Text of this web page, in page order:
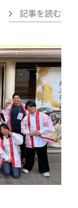
いました
」を、春日井
研鑽」「自己
」「汗」
も大歓迎で
なさまのご参
」を見つめ直
下田さんの絶
クス。会場に
見や鋭い質問
ました。 そ
頃と比べても
として大きな
こと。それこ
み出すこと
記事を読む